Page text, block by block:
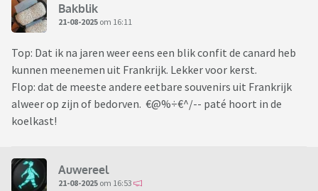
Bakblik
21-08-2025 om 16:11
Top: Dat ik na jaren weer eens een blik confit de canard heb
kunnen meenemen uit Frankrijk. Lekker voor kerst.
Flop: dat de meeste andere eetbare souvenirs uit Frankrijk
alweer op zijn of bedorven. €@%÷€^/-- paté hoort in de
koelkast!
Auwereel
21-08-2025 om 16:53